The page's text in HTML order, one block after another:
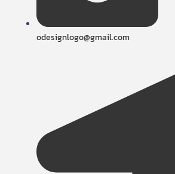
odesignlogo@gmail.com